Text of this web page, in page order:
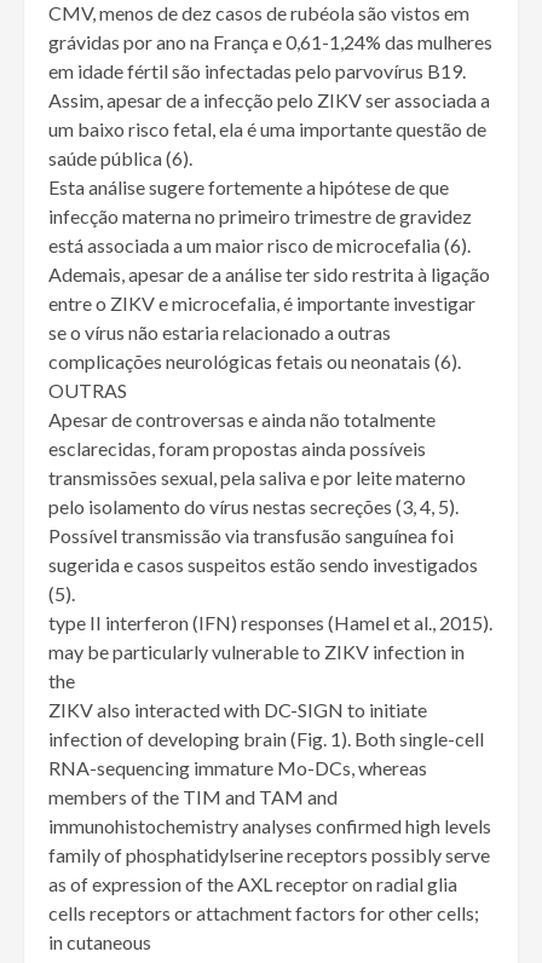
CMV, menos de dez casos de rubéola são vistos em
grávidas por ano na França e 0,61-1,24% das mulheres
em idade fértil são infectadas pelo parvovírus B19.
Assim, apesar de a infecção pelo ZIKV ser associada a
um baixo risco fetal, ela é uma importante questão de
saúde pública (6).
Esta análise sugere fortemente a hipótese de que
infecção materna no primeiro trimestre de gravidez
está associada a um maior risco de microcefalia (6).
Ademais, apesar de a análise ter sido restrita à ligação
entre o ZIKV e microcefalia, é importante investigar
se o vírus não estaria relacionado a outras
complicações neurológicas fetais ou neonatais (6).
OUTRAS
Apesar de controversas e ainda não totalmente
esclarecidas, foram propostas ainda possíveis
transmissões sexual, pela saliva e por leite materno
pelo isolamento do vírus nestas secreções (3, 4, 5).
Possível transmissão via transfusão sanguínea foi
sugerida e casos suspeitos estão sendo investigados
(5).
type II interferon (IFN) responses (Hamel et al., 2015).
may be particularly vulnerable to ZIKV infection in
the
ZIKV also interacted with DC-SIGN to initiate
infection of developing brain (Fig. 1). Both single-cell
RNA-sequencing immature Mo-DCs, whereas
members of the TIM and TAM and
immunohistochemistry analyses confirmed high levels
family of phosphatidylserine receptors possibly serve
as of expression of the AXL receptor on radial glia
cells receptors or attachment factors for other cells;
in cutaneous